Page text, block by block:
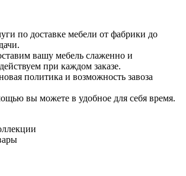
по доставке мебели от фабрики до
вашу мебель слаженно и
при каждом заказе.
политика и возможность завоза
вы можете в удобное для себя время.